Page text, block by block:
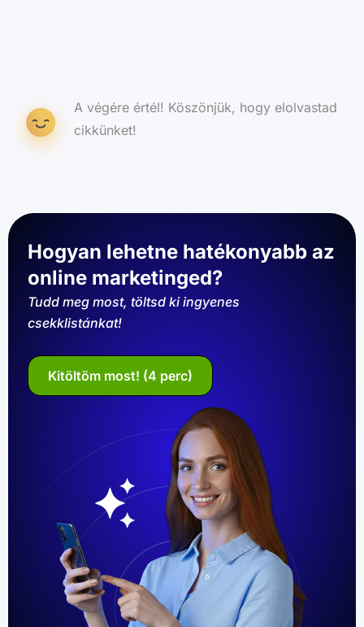
A végére értél! Köszönjük, hogy elolvastad
cikkünket!
Hogyan lehetne hatékonyabb az
online marketinged?
Tudd meg most, töltsd ki ingyenes
csekklistánkat!
Kitöltöm most! (4 perc)